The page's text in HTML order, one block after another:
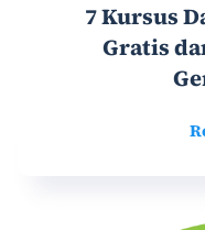
7 Kursus
Gratis